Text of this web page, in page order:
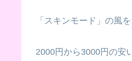
「スキンモード」の風
2000円から3000円の安